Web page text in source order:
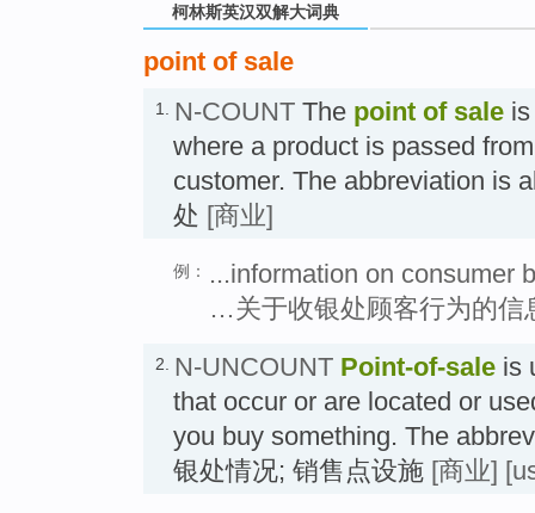
柯林斯英汉双解大词典
point of sale
1. N-COUNT The point of sale
where a product is passed
customer. The abbreviation is
处 [商业]
例：
...information on consumer
…关于收银处顾客行为的信
2. N-UNCOUNT Point-of-sale is
that occur or are located or
you buy something. The
银处情况; 销售点设施 [商业]